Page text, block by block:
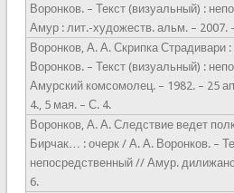
Воронков. – Текст (визуальный) :
Амур : лит.-художеств. альм. – 2007.
Воронков, А. А. Скрипка Страдивари
Воронков. – Текст (визуальный) :
Амурский комсомолец. – 1982. – 25
4., 5 мая. – С. 4.
Воронков, А. А. Следствие ведет
Бирчак… : очерк / А. А. Воронков. –
непосредственный // Амур.
6.